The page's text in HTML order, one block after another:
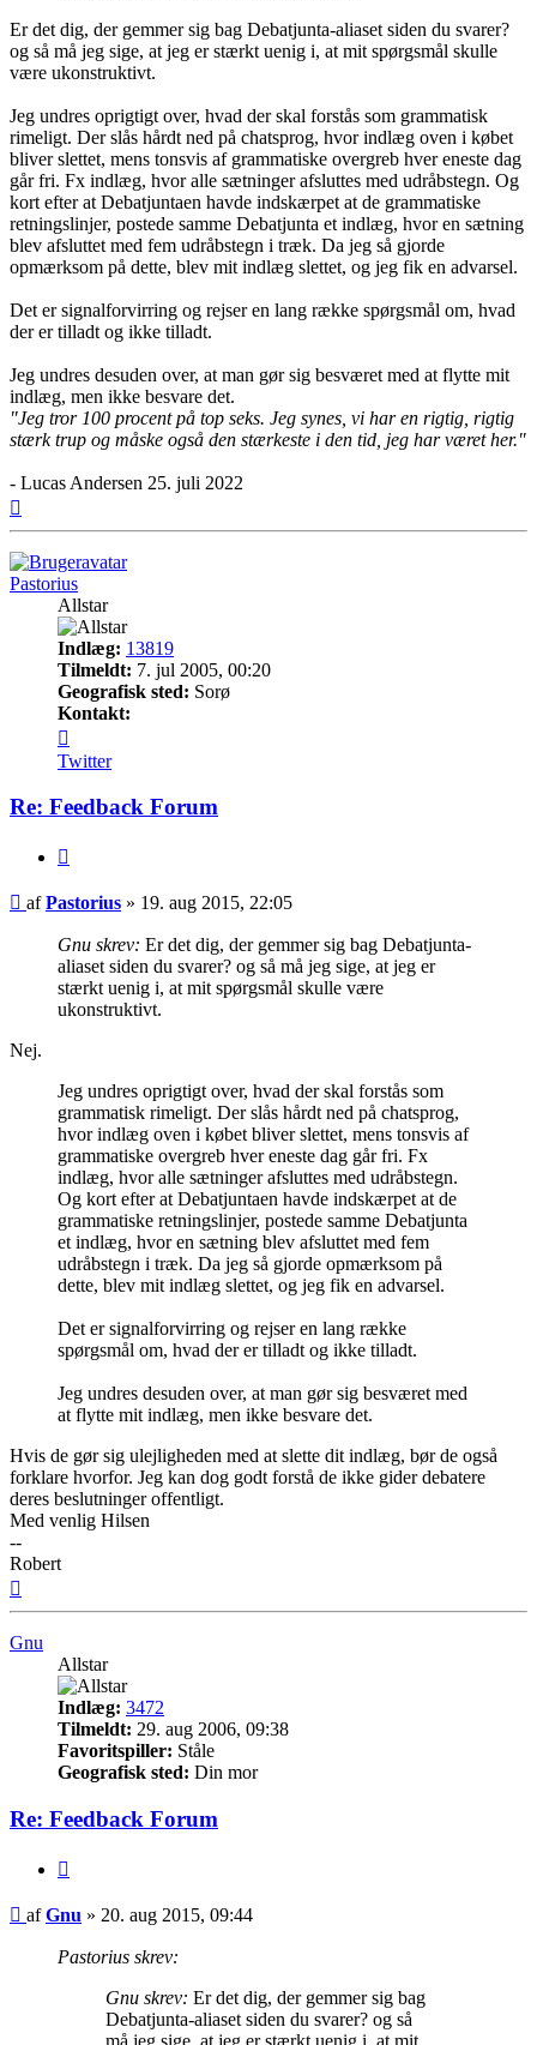
Er det dig, der gemmer sig bag Debatjunta-aliaset siden du svarer?
og så må jeg sige, at jeg er stærkt uenig i, at mit spørgsmål skulle
være ukonstruktivt.
Jeg undres oprigtigt over, hvad der skal forstås som grammatisk
rimeligt. Der slås hårdt ned på chatsprog, hvor indlæg oven i købet
bliver slettet, mens tonsvis af grammatiske overgreb hver eneste dag
går fri. Fx indlæg, hvor alle sætninger afsluttes med udråbstegn. Og
kort efter at Debatjuntaen havde indskærpet at de grammatiske
retningslinjer, postede samme Debatjunta et indlæg, hvor en sætning
blev afsluttet med fem udråbstegn i træk. Da jeg så gjorde
opmærksom på dette, blev mit indlæg slettet, og jeg fik en advarsel.
Det er signalforvirring og rejser en lang række spørgsmål om, hvad
der er tilladt og ikke tilladt.
Jeg undres desuden over, at man gør sig besværet med at flytte mit
indlæg, men ikke besvare det.
"Jeg tror 100 procent på top seks. Jeg synes, vi har en rigtig, rigtig
stærk trup og måske også den stærkeste i den tid, jeg har været her."
- Lucas Andersen 25. juli 2022
Pastorius
Allstar
Indlæg: 13819
Tilmeldt: 7. jul 2005, 00:20
Geografisk sted: Sorø
Kontakt:
Pastorius
Twitter
Re: Feedback Forum
Indlæg
afPastorius » 19. aug 2015, 22:05
Gnu skrev: Er det dig, der gemmer sig bag Debatjunta-
aliaset siden du svarer? og så må jeg sige, at jeg er
stærkt uenig i, at mit spørgsmål skulle være
ukonstruktivt.
Nej.
Jeg undres oprigtigt over, hvad der skal forstås som
grammatisk rimeligt. Der slås hårdt ned på chatsprog,
hvor indlæg oven i købet bliver slettet, mens tonsvis af
grammatiske overgreb hver eneste dag går fri. Fx
indlæg, hvor alle sætninger afsluttes med udråbstegn.
Og kort efter at Debatjuntaen havde indskærpet at de
grammatiske retningslinjer, postede samme Debatjunta
et indlæg, hvor en sætning blev afsluttet med fem
udråbstegn i træk. Da jeg så gjorde opmærksom på
dette, blev mit indlæg slettet, og jeg fik en advarsel.
Det er signalforvirring og rejser en lang række
spørgsmål om, hvad der er tilladt og ikke tilladt.
Jeg undres desuden over, at man gør sig besværet med
at flytte mit indlæg, men ikke besvare det.
Hvis de gør sig ulejligheden med at slette dit indlæg, bør de også
forklare hvorfor. Jeg kan dog godt forstå de ikke gider debatere
deres beslutninger offentligt.
Med venlig Hilsen
--
Robert
Gnu
Allstar
Indlæg: 3472
Tilmeldt: 29. aug 2006, 09:38
Favoritspiller: Ståle
Geografisk sted: Din mor
Re: Feedback Forum
Indlæg
afGnu » 20. aug 2015, 09:44
Pastorius skrev:
Gnu skrev: Er det dig, der gemmer sig bag
Debatjunta-aliaset siden du svarer? og så
må jeg sige, at jeg er stærkt uenig i, at mit